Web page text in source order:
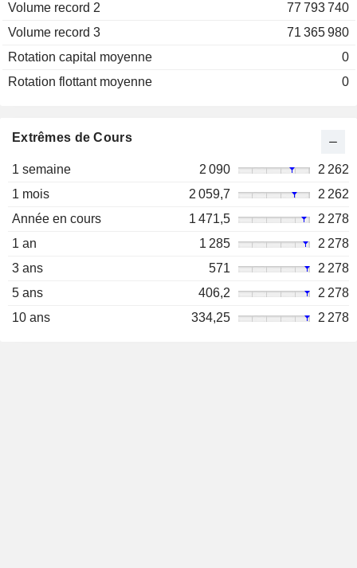
Volume record 2
77 793 740
Volume record 3
71 365 980
Rotation capital moyenne
0
Rotation flottant moyenne
0
Extrêmes de Cours
1 semaine 2 090
2 262
1 mois
2 059,7
2 262
Année en cours
1 471,5
2 278
1 an
1 285
2 278
3 ans
571
2 278
5 ans
406,2
2 278
10 ans
334,25 2 278